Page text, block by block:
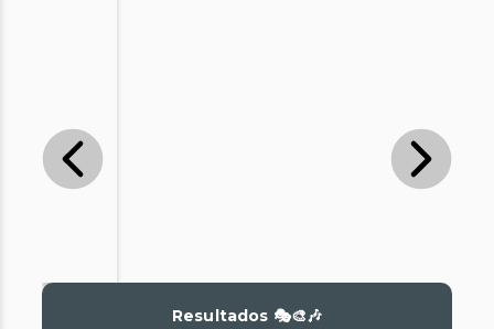
Resultados 🎭🎨🎶
Previous Next